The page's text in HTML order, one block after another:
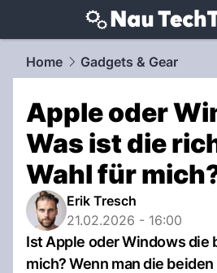
techtrends.NAU.ch
Home Gadgets & Gear
Apple oder
Was ist die
Wahl für
Erik Tresch
21.02.2026 - 16:00
Ist Apple oder Windows die
mich? Wenn man die